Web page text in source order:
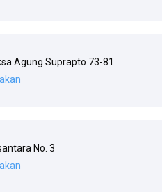
Agung Suprapto 73-81
No. 3